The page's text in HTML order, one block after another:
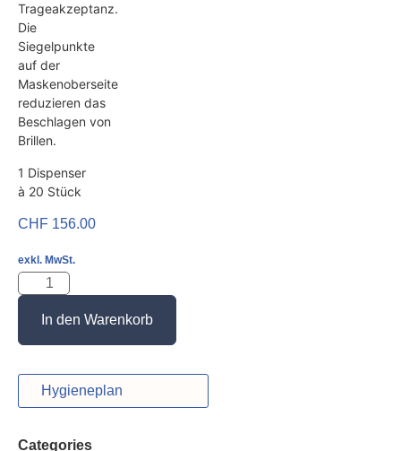
Trageakzeptanz.
Die
Siegelpunkte
auf der
Maskenoberseite
reduzieren das
Beschlagen von
Brillen.
1 Dispenser
à 20 Stück
CHF 156.00
exkl. MwSt.
In den Warenkorb
Hygieneplan
Categories